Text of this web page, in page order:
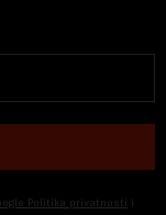
Politika privatnosti i